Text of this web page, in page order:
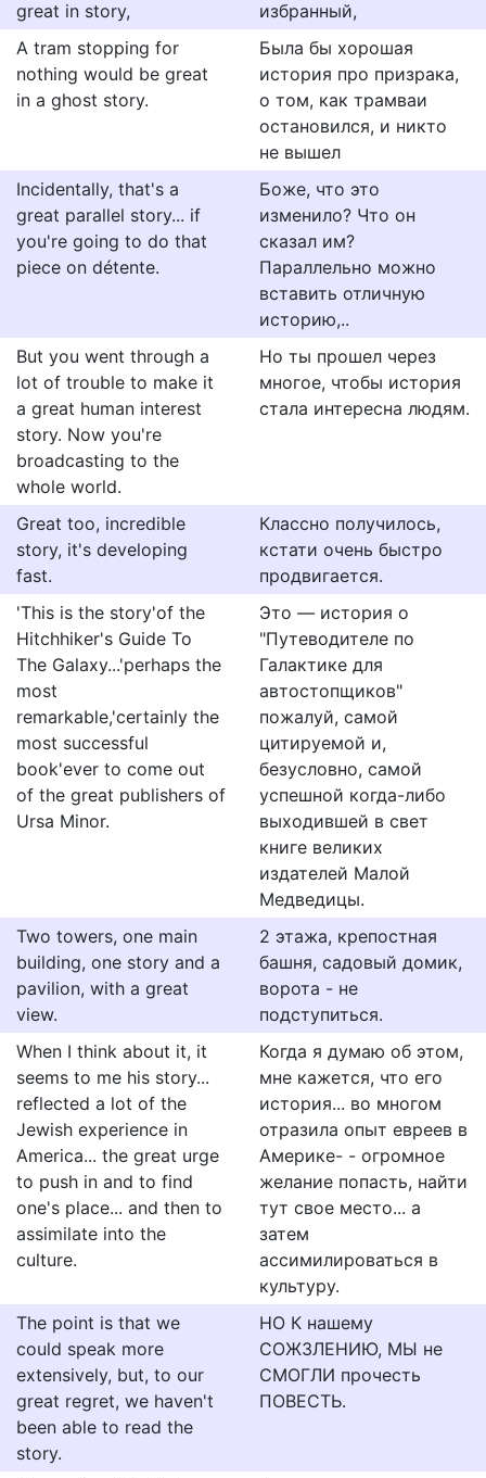
great in story,
избранный,
A tram stopping for
nothing would be great
in a ghost story.
Была бы хорошая
история про призрака,
о том, как трамваи
остановился, и никто
не вышел
Incidentally, that's a
great parallel story... if
you're going to do that
piece on détente.
Боже, что это
изменило? Что он
сказал им?
Параллельно можно
вставить отличную
историю,..
But you went through a
lot of trouble to make it
a great human interest
story. Now you're
broadcasting to the
whole world.
Но ты прошел через
многое, чтобы история
стала интересна людям.
Great too, incredible
story, it's developing
fast.
Классно получилось,
кстати очень быстро
продвигается.
'This is the story'of the
Hitchhiker's Guide To
The Galaxy...'perhaps the
most
remarkable,'certainly the
most successful
book'ever to come out
of the great publishers of
Ursa Minor.
Это — история о
"Путеводителе по
Галактике для
автостопщиков"
пожалуй, самой
цитируемой и,
безусловно, самой
успешной когда-либо
выходившей в свет
книге великих
издателей Малой
Медведицы.
Two towers, one main
building, one story and a
pavilion, with a great
view.
2 этажа, крепостная
башня, садовый домик,
ворота - не
подступиться.
When I think about it, it
seems to me his story...
reflected a lot of the
Jewish experience in
America... the great urge
to push in and to find
one's place... and then to
assimilate into the
culture.
Когда я думаю об этом,
мне кажется, что его
история... во многом
отразила опыт евреев в
Америке- - огромное
желание попасть, найти
тут свое место... а
затем
ассимилироваться в
культуру.
The point is that we
could speak more
extensively, but, to our
great regret, we haven't
been able to read the
story.
НО К нашему
СОЖЗЛЕНИЮ, МЫ не
СМОГЛИ прочесть
ПОВЕСТЬ.